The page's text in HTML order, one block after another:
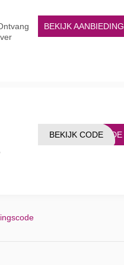
BEKIJK AANBIEDING
CODE
BEKIJK CODE